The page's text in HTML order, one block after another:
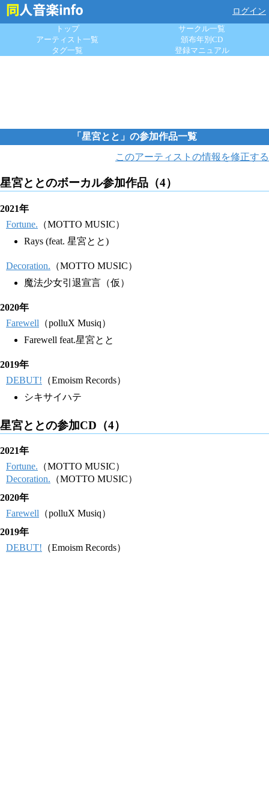
ログイン
トップ
サークル一覧
アーティスト一覧
頒布年別CD
タグ一覧
登録マニュアル
「星宮とと」の参加作品一覧
このアーティストの情報を修正する
星宮ととのボーカル参加作品（4）
2021年
Fortune. （MOTTO MUSIC）
Rays (feat. 星宮とと)
Decoration. （MOTTO MUSIC）
魔法少女引退宣言（仮）
2020年
Farewell （polluX Musiq）
Farewell feat.星宮とと
2019年
DEBUT! （Emoism Records）
シキサイハテ
星宮ととの参加CD（4）
2021年
Fortune. （MOTTO MUSIC）
Decoration. （MOTTO MUSIC）
2020年
Farewell （polluX Musiq）
2019年
DEBUT! （Emoism Records）